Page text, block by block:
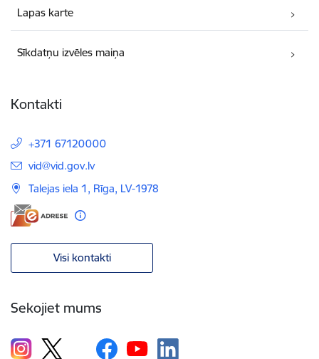
Lapas karte
Sīkdatņu izvēles maiņa
Kontakti
+371 67120000
E-pasts:
vid@vid.gov.lv
Talejas iela 1, Rīga, LV-1978
Visi kontakti
Sekojiet mums